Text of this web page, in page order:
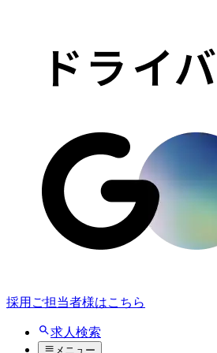
採用ご担当者様はこちら
求人検索
メニュー